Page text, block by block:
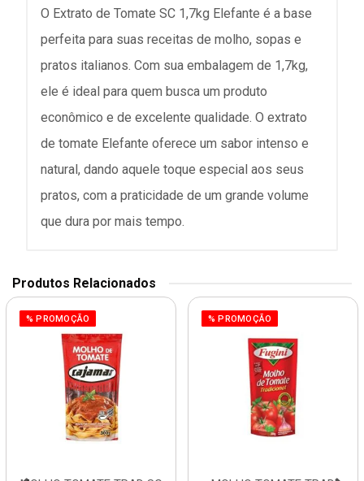
O Extrato de Tomate SC 1,7kg Elefante é a base
perfeita para suas receitas de molho, sopas e
pratos italianos. Com sua embalagem de 1,7kg,
ele é ideal para quem busca um produto
econômico e de excelente qualidade. O extrato
de tomate Elefante oferece um sabor intenso e
natural, dando aquele toque especial aos seus
pratos, com a praticidade de um grande volume
que dura por mais tempo.
Produtos Relacionados
% PROMOÇÃO % PROMOÇÃO